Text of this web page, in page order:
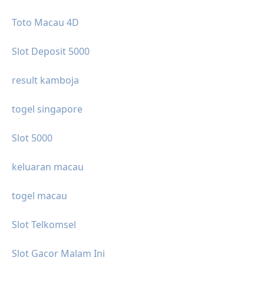
Toto Macau 4D
Slot Deposit 5000
result kamboja
togel singapore
Slot 5000
keluaran macau
togel macau
Slot Telkomsel
Slot Gacor Malam Ini